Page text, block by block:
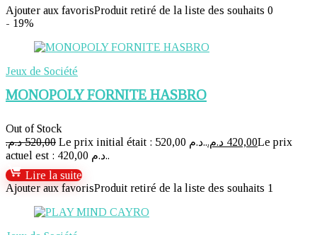
Ajouter aux favorisProduit retiré de la liste des souhaits 0
- 19%
Jeux de Société
MONOPOLY FORNITE HASBRO
Out of Stock
520,00 د.م. Le prix initial était : 520,00 د.م.. 420,00 د.م.
Le prix
actuel est : 420,00 د.م..
Lire la suite
Ajouter aux favorisProduit retiré de la liste des souhaits 1